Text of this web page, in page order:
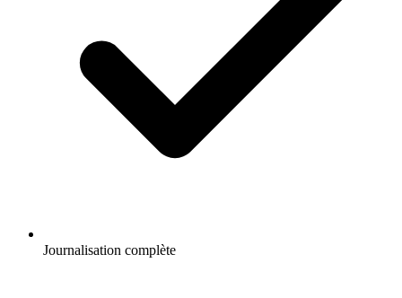
Journalisation complète